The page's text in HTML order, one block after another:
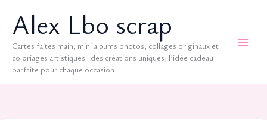
contenuAlex Lbo scrap
Cartes faites main, mini albums photos, collages originaux et
coloriages artistiques : des créations uniques, l’idée cadeau
parfaite pour chaque occasion.